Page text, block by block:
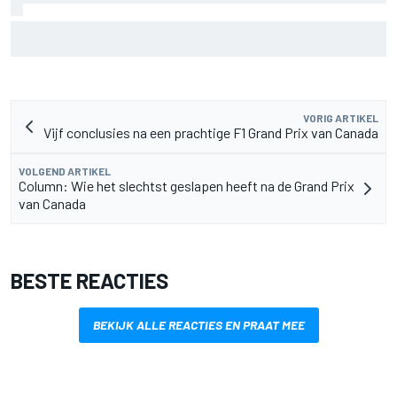
VORIG ARTIKEL
Vijf conclusies na een prachtige F1 Grand Prix van Canada
VOLGEND ARTIKEL
Column: Wie het slechtst geslapen heeft na de Grand Prix
van Canada
BESTE REACTIES
BEKIJK ALLE REACTIES EN PRAAT MEE